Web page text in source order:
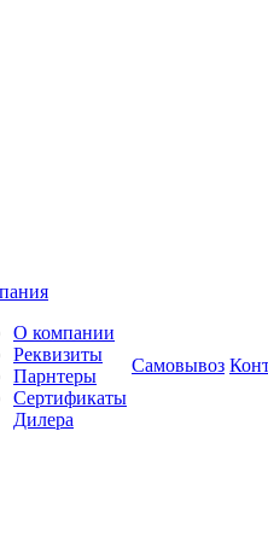
О компании
Реквизиты
Парнтеры
Сертификаты
Дилера
Самовывоз